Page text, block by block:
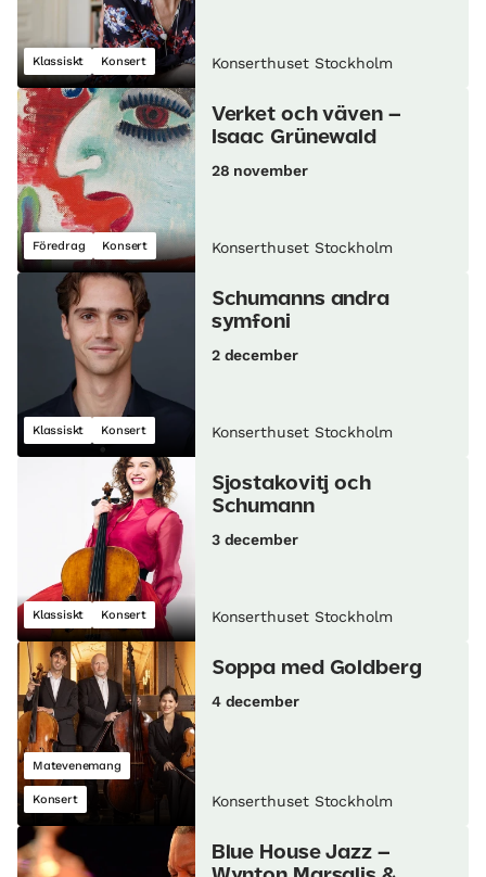
Klassiskt Konsert Konserthuset Stockholm
Föredrag Konsert
Verket och väven –
Isaac Grünewald
28 november
Konserthuset Stockholm
Klassiskt Konsert
Schumanns andra
symfoni
2 december
Konserthuset Stockholm
Klassiskt Konsert
Sjostakovitj och
Schumann
3 december
Konserthuset Stockholm
Matevenemang
Konsert
Soppa med Goldberg
4 december
Konserthuset Stockholm
Blue House Jazz –